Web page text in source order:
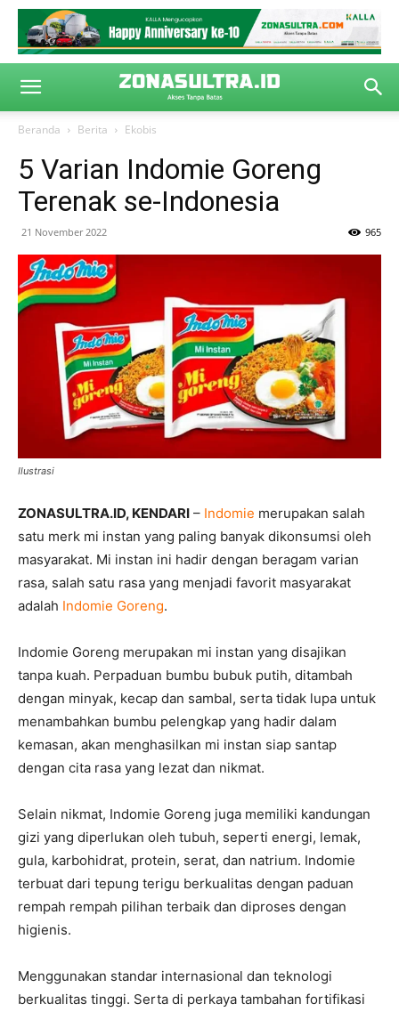
Beranda Berita Ekobis
5 Varian Indomie Goreng
Terenak se-Indonesia
21 November 2022 965
Ilustrasi
ZONASULTRA.ID, KENDARI – Indomie merupakan salah
satu merk mi instan yang paling banyak dikonsumsi oleh
masyarakat. Mi instan ini hadir dengan beragam varian
rasa, salah satu rasa yang menjadi favorit masyarakat
adalah Indomie Goreng.
Indomie Goreng merupakan mi instan yang disajikan
tanpa kuah. Perpaduan bumbu bubuk putih, ditambah
dengan minyak, kecap dan sambal, serta tidak lupa untuk
menambahkan bumbu pelengkap yang hadir dalam
kemasan, akan menghasilkan mi instan siap santap
dengan cita rasa yang lezat dan nikmat.
Selain nikmat, Indomie Goreng juga memiliki kandungan
gizi yang diperlukan oleh tubuh, seperti energi, lemak,
gula, karbohidrat, protein, serat, dan natrium. Indomie
terbuat dari tepung terigu berkualitas dengan paduan
rempah rempah pilihan terbaik dan diproses dengan
higienis.
Menggunakan standar internasional dan teknologi
berkualitas tinggi. Serta di perkaya tambahan fortifikasi